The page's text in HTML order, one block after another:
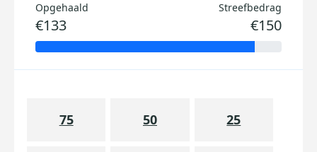
Opgehaald
€133
Streefbedrag
€150
75 50 25